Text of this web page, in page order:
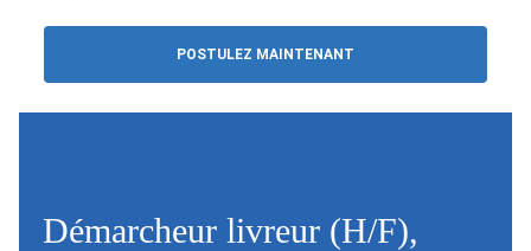
POSTULEZ MAINTENANT
Démarcheur livreur (H/F),